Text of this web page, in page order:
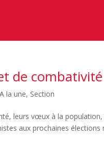
de combativité
A la une, Section
leurs vœux à la
aux prochaines